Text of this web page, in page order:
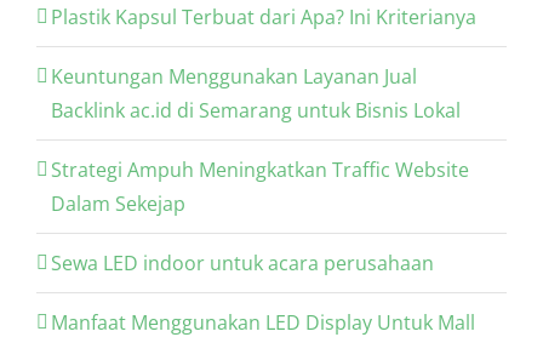
Plastik Kapsul Terbuat dari Apa? Ini Kriterianya
Keuntungan Menggunakan Layanan Jual
Backlink ac.id di Semarang untuk Bisnis Lokal
Strategi Ampuh Meningkatkan Traffic Website
Dalam Sekejap
Sewa LED indoor untuk acara perusahaan
Manfaat Menggunakan LED Display Untuk Mall